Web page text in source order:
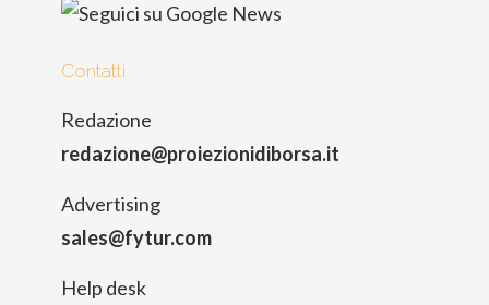
Contatti
Redazione
redazione@proiezionidiborsa.it
Advertising
sales@fytur.com
Help desk